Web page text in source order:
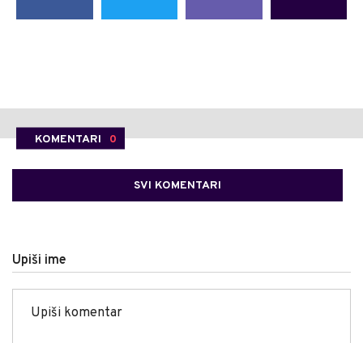
KOMENTARI 0
SVI KOMENTARI
Upiši ime